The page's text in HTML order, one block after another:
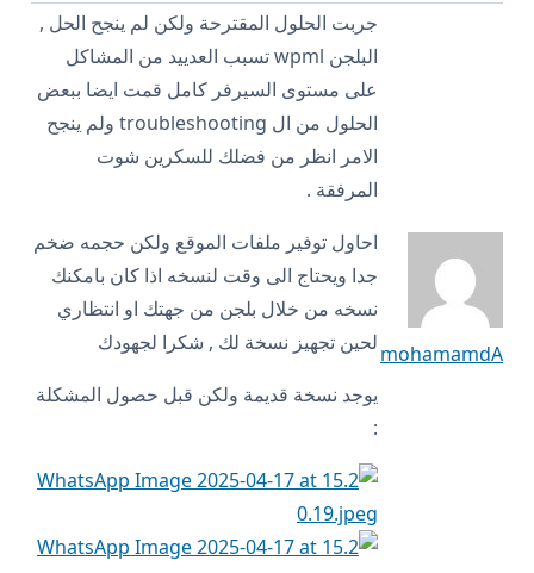
mohamamdA
جربت الحلول المقترحة ولكن لم ينجح الحل ,
البلجن wpml تسبب العدييد من المشاكل
على مستوى السيرفر كامل قمت ايضا ببعض
الحلول من ال troubleshooting ولم ينجح
الامر انظر من فضلك للسكرين شوت
المرفقة .
احاول توفير ملفات الموقع ولكن حجمه ضخم
جدا ويحتاج الى وقت لنسخه اذا كان بامكنك
نسخه من خلال بلجن من جهتك او انتظاري
لحين تجهيز نسخة لك , شكرا لجهودك
يوجد نسخة قديمة ولكن قبل حصول المشكلة
: